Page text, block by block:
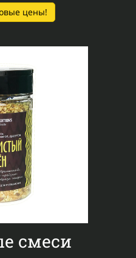
цены!
смеси